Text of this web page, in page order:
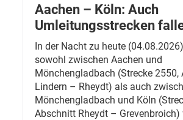
Aachen – Köln: Auch
Umleitungsstrecken
In der Nacht zu heute
sowohl zwischen Aachen und
Mönchengladbach (Strecke 2550,
Lindern – Rheydt) als auch
Mönchengladbach und Köln
Abschnitt Rheydt – Grevenbroich)